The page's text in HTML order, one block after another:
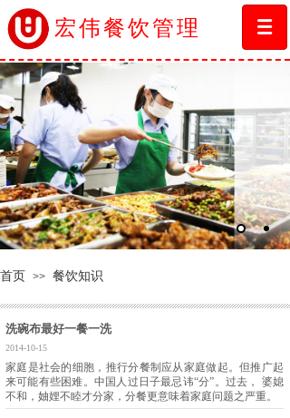
宏伟餐饮管理
首页 >> 餐饮知识
洗碗布最好一餐一洗
2014-10-15
家庭是社会的细胞，推行分餐制应从家庭做起。但推广起
来可能有些困难。中国人过日子最忌讳“分”。过去， 婆媳
不和，妯娌不睦才分家，分餐更意味着家庭问题之严重。